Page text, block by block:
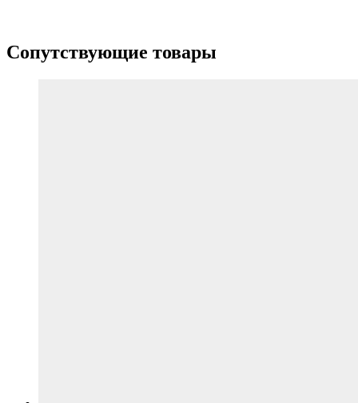
Сопутствующие товары